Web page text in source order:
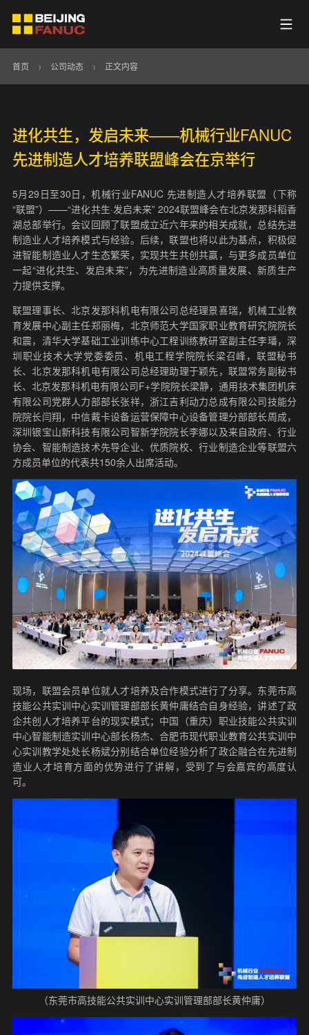
首页 > 公司动态 > 正文内容
进化共生，发启未来——机械行业FANUC
先进制造人才培养联盟峰会在京举行
5月29日至30日，机械行业FANUC 先进制造人才培养联盟（下称
“联盟”）——“进化共生·发启未来” 2024联盟峰会在北京发那科稻香
湖总部举行。会议回顾了联盟成立近六年来的相关成就，总结先进
制造业人才培养模式与经验。后续，联盟也将以此为基点，积极促
进智能制造业人才生态繁荣，实现共生共创共赢，与更多成员单位
一起“进化共生、发启未来”，为先进制造业高质量发展、新质生产
力提供支撑。
联盟理事长、北京发那科机电有限公司总经理景喜瑞，机械工业教
育发展中心副主任郑丽梅，北京师范大学国家职业教育研究院院长
和震，清华大学基础工业训练中心工程训练教研室副主任李璠，深
圳职业技术大学党委委员、机电工程学院院长梁召峰，联盟秘书
长、北京发那科机电有限公司总经理助理于颖先，联盟常务副秘书
长、北京发那科机电有限公司F+学院院长梁静，通用技术集团机床
有限公司党群人力部部长张祥，浙江吉利动力总成有限公司技能分
院院长闫翔，中信戴卡设备运营保障中心设备管理分部部长周成，
深圳银宝山新科技有限公司智新学院院长李娜以及来自政府、行业
协会、智能制造技术先导企业、优质院校、行业制造企业等联盟六
方成员单位的代表共150余人出席活动。
现场，联盟会员单位就人才培养及合作模式进行了分享。东莞市高
技能公共实训中心实训管理部部长黄仲庸结合自身经验，讲述了政
企共创人才培养平台的现实模式；中国（重庆）职业技能公共实训
中心智能制造实训中心部长杨杰、合肥市现代职业教育公共实训中
心实训教学处处长杨斌分别结合单位经验分析了政企融合在先进制
造业人才培育方面的优势进行了讲解，受到了与会嘉宾的高度认
可。
（东莞市高技能公共实训中心实训管理部部长黄仲庸）